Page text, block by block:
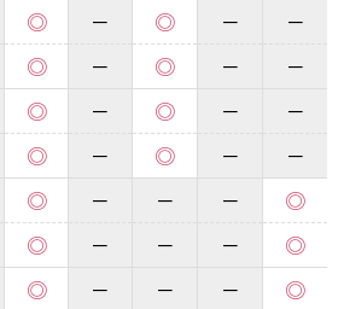
◎ － ◎ －
－
◎ － ◎ －
－
◎ － ◎ －
－
◎ － ◎ －
－
◎ － － － ◎
◎ － － － ◎
◎ － － － ◎